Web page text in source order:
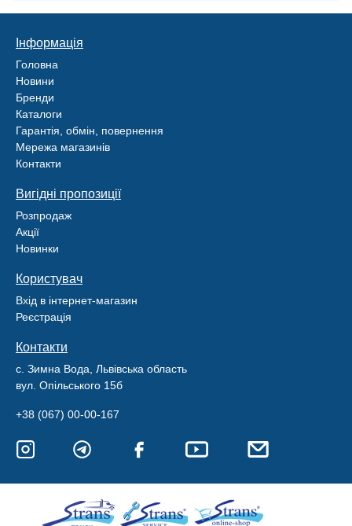
Інформація
Головна
Новини
Бренди
Каталоги
Гарантія, обмін, повернення
Мережа магазинів
Контакти
Вигідні пропозиції
Розпродаж
Акції
Новинки
Користувач
Вхід в інтернет-магазин
Реєстрація
Контакти
с. Зимна Вода, Львівська область
вул. Опільського 15б
+38 (067) 00-00-167